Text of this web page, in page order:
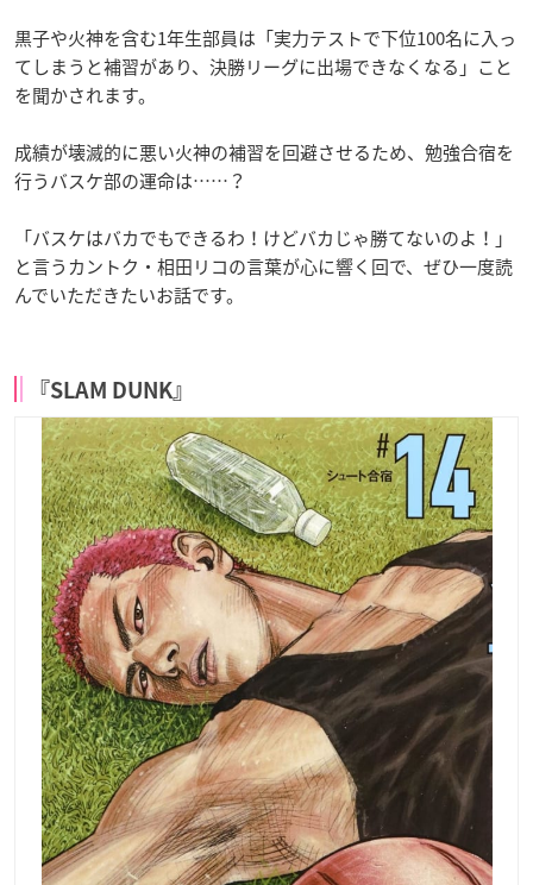
黒子や火神を含む1年生部員は「実力テストで下位100名に入っ
てしまうと補習があり、決勝リーグに出場できなくなる」こと
を聞かされます。
成績が壊滅的に悪い火神の補習を回避させるため、勉強合宿を
行うバスケ部の運命は……？
「バスケはバカでもできるわ！けどバカじゃ勝てないのよ！」
と言うカントク・相田リコの言葉が心に響く回で、ぜひ一度読
んでいただきたいお話です。
『SLAM DUNK』